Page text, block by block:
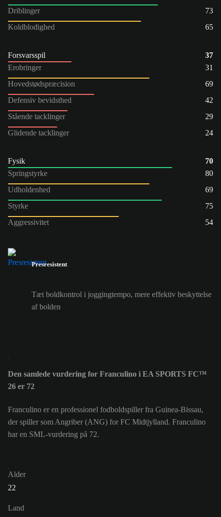
Driblinger
73
Koldblodighed
65
Forsvarsspil
37
Erobringer
31
Hovedstødspræcision
69
Defensiv bevidsthed
42
Stående tacklinger
29
Glidende tacklinger
24
Fysik
70
Springstyrke
80
Udholdenhed
69
Styrke
75
Aggressivitet
54
Presresistent
Tæt boldkontrol i joggingtempo, mere effektiv beskyttelse
af bolden
Den samlede vurdering for Franculino i EA SPORTS FC™
26 er 72
Franculino er en professionel fodboldspiller fra Guinea-Bissau,
der spiller som Angriber (ANG) for FC Midtjylland. Franculino
har en SML-vurdering på 72.
Alder
22
Land